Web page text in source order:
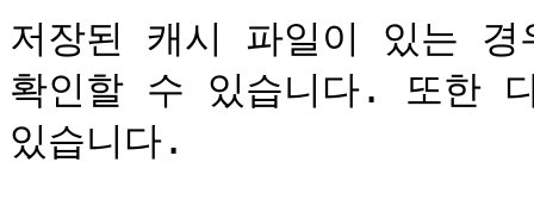
저장된 캐시 파일이 있는
확인할 수 있습니다. 또한
있습니다.